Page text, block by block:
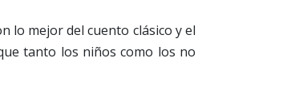
lo mejor del cuento clásico y el
tanto los niños como los no